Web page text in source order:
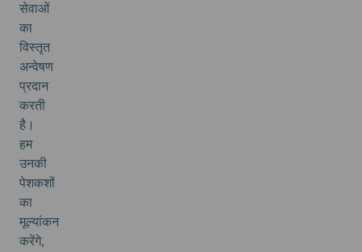
सेवाओं
का
विस्तृत
अन्वेषण
प्रदान
करती
है।
हम
उनकी
पेशकशों
का
मूल्यांकन
करेंगे,